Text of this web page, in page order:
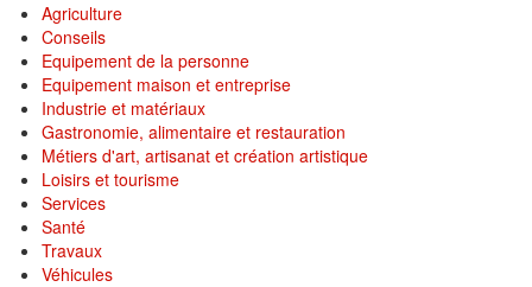
Agriculture
Conseils
Equipement de la personne
Equipement maison et entreprise
Industrie et matériaux
Gastronomie, alimentaire et restauration
Métiers d'art, artisanat et création artistique
Loisirs et tourisme
Services
Santé
Travaux
Véhicules